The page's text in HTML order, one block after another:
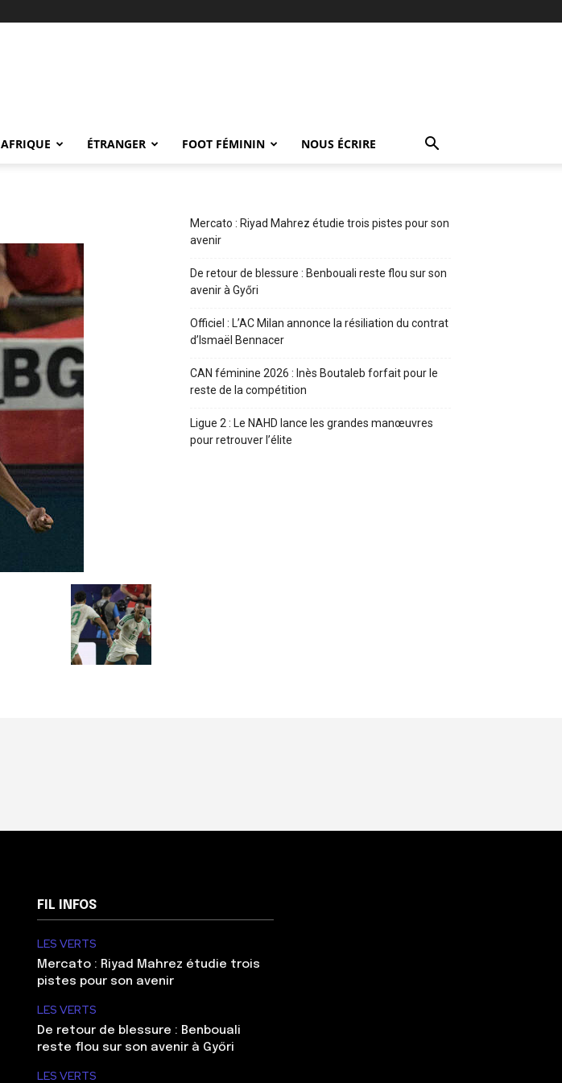
AFRIQUE ÉTRANGER FOOT FÉMININ NOUS ÉCRIRE
Mercato : Riyad Mahrez étudie trois pistes pour son
avenir
De retour de blessure : Benbouali reste flou sur son
avenir à Győri
Officiel : L’AC Milan annonce la résiliation du contrat
d’Ismaël Bennacer
CAN féminine 2026 : Inès Boutaleb forfait pour le
reste de la compétition
Ligue 2 : Le NAHD lance les grandes manœuvres
pour retrouver l’élite
FIL INFOS
LES VERTS
Mercato : Riyad Mahrez étudie trois
pistes pour son avenir
LES VERTS
De retour de blessure : Benbouali
reste flou sur son avenir à Győri
LES VERTS